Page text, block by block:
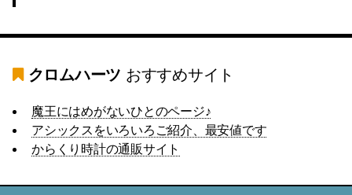
クロムハーツ おすすめサイト
魔王にはめがないひとのページ♪
アシックスをいろいろご紹介、最安値です
からくり時計の通販サイト